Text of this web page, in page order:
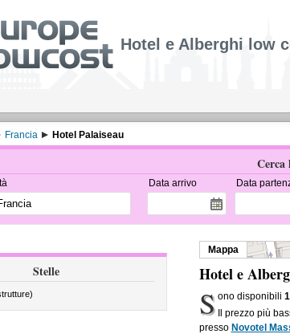
Hotel e Alberghi low
Francia Hotel Palaiseau
Cerca
Data arrivo Data
Stelle
Mappa
Hotel e
S ono disponibili
Il prezzo più
presso Novotel